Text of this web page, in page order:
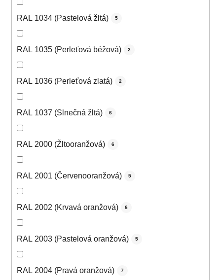
RAL 1034 (Pastelová žltá) 5
RAL 1035 (Perleťová béžová) 2
RAL 1036 (Perleťová zlatá) 2
RAL 1037 (Slnečná žltá) 6
RAL 2000 (Žltooranžová) 6
RAL 2001 (Červenooranžová) 5
RAL 2002 (Krvavá oranžová) 6
RAL 2003 (Pastelová oranžová) 5
RAL 2004 (Pravá oranžová) 7